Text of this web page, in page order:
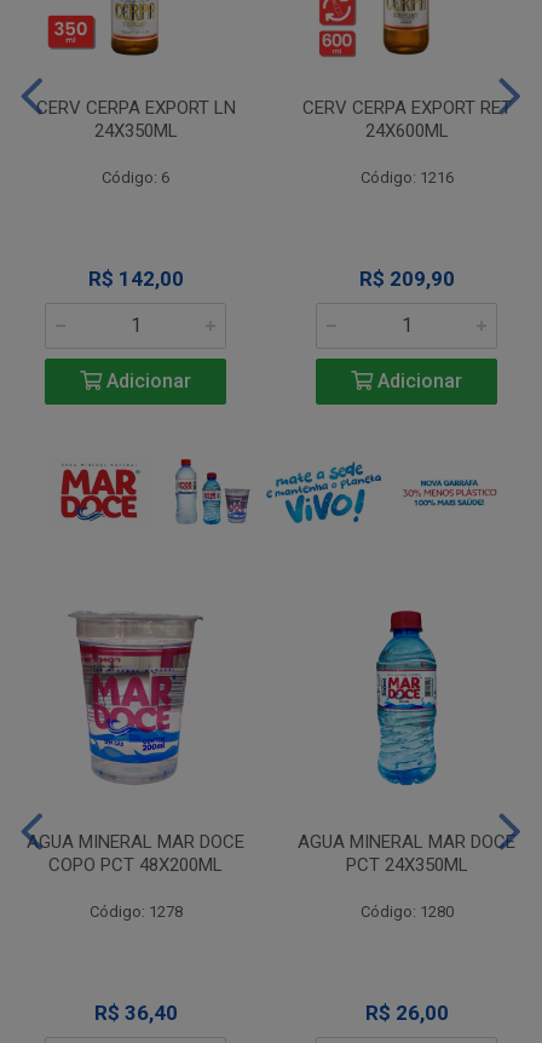
CERV CERPA EXPORT LN
24X350ML
Código: 6
R$ 142,00
Adicionar
CERV CERPA EXPORT RET
24X600ML
Código: 1216
R$ 209,90
Adicionar
AGUA MINERAL MAR DOCE
COPO PCT 48X200ML
Código: 1278
R$ 36,40
AGUA MINERAL MAR DOCE
PCT 24X350ML
Código: 1280
R$ 26,00